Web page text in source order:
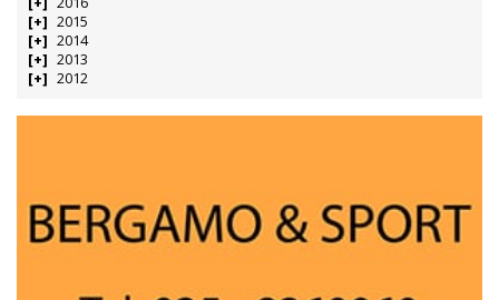
2015
2014
2013
2012